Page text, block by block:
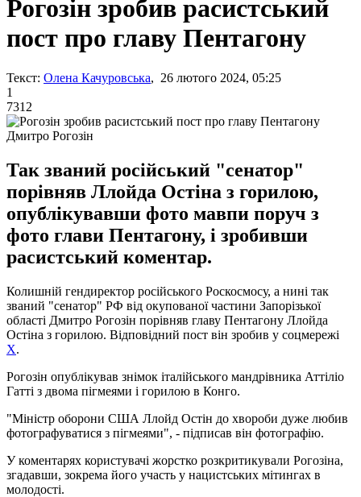
Рогозін зробив расистський
пост про главу Пентагону
Текст: Олена Качуровська, 26 лютого 2024, 05:25
1
7312
Дмитро Рогозін
Так званий російський "сенатор"
порівняв Ллойда Остіна з горилою,
опублікувавши фото мавпи поруч з
фото глави Пентагону, і зробивши
расистський коментар.
Колишній гендиректор російського Роскосмосу, а нині так
званий "сенатор" РФ від окупованої частини Запорізької
області Дмитро Рогозін порівняв главу Пентагону Ллойда
Остіна з горилою. Відповідний пост він зробив у соцмережі
Х.
Рогозін опублікував знімок італійського мандрівника Аттіліо
Гатті з двома пігмеями і горилою в Конго.
"Міністр оборони США Ллойд Остін до хвороби дуже любив
фотографуватися з пігмеями", - підписав він фотографію.
У коментарях користувачі жорстко розкритикували Рогозіна,
згадавши, зокрема його участь у нацистських мітингах в
молодості.